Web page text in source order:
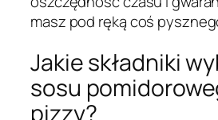
masz pod ręką coś
Jakie składniki
sosu
pizzy?